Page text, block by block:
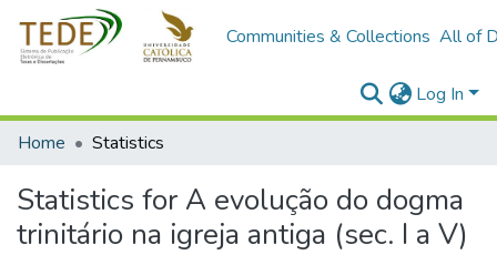
Communities & Collections All of
Log In
Home
Statistics
Statistics for A evolução do dogma
trinitário na igreja antiga (sec. I a V)